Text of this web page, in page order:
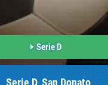
Serie D
Serie D, San Donato